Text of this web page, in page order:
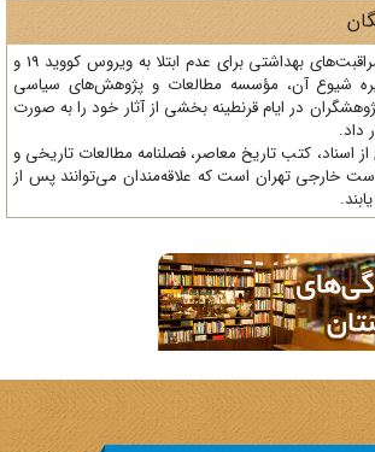
با توجه به نیاز به تداوم مراقبت‌های بهداشتی برای عدم ابتلا به ویروس کووید 19 و
شیوع آن، مؤسسه مطالعات و پژوهش‌های سیاسی
در ایام قرنطینه بخشی از آثار خود را به صورت
کتب تاریخ معاصر، فصلنامه‌ مطالعات تاریخی و
خارجی تهران است که علاقه‌مندان می‌توانند پس از